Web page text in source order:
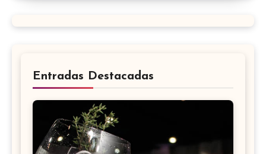
Entradas Destacadas